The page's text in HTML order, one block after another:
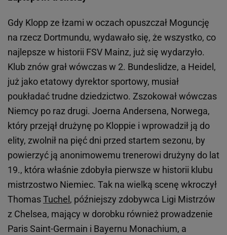
Gdy Klopp ze łzami w oczach opuszczał Moguncję
na rzecz Dortmundu, wydawało się, że wszystko, co
najlepsze w historii FSV Mainz, już się wydarzyło.
Klub znów grał wówczas w 2. Bundeslidze, a Heidel,
już jako etatowy dyrektor sportowy, musiał
poukładać trudne dziedzictwo. Zszokował wówczas
Niemcy po raz drugi. Joerna Andersena, Norwega,
który przejął drużynę po Kloppie i wprowadził ją do
elity, zwolnił na pięć dni przed startem sezonu, by
powierzyć ją anonimowemu trenerowi drużyny do lat
19., która właśnie zdobyła pierwsze w historii klubu
mistrzostwo Niemiec. Tak na wielką scenę wkroczył
ThomasTuchel , późniejszy zdobywca Ligi Mistrzów
z Chelsea, mający w dorobku również prowadzenie
Paris Saint-Germain i Bayernu Monachium, a